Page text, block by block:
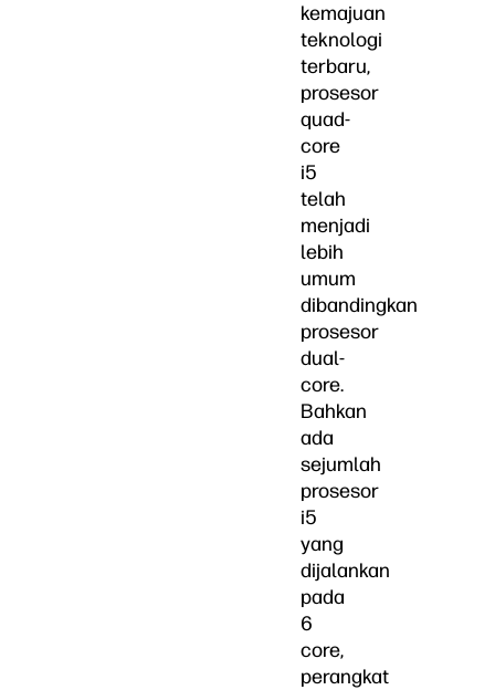
kemajuan
teknologi
terbaru,
prosesor
quad-
core
i5
telah
menjadi
lebih
umum
dibandingkan
prosesor
dual-
core.
Bahkan
ada
sejumlah
prosesor
i5
yang
dijalankan
pada
6
core,
perangkat